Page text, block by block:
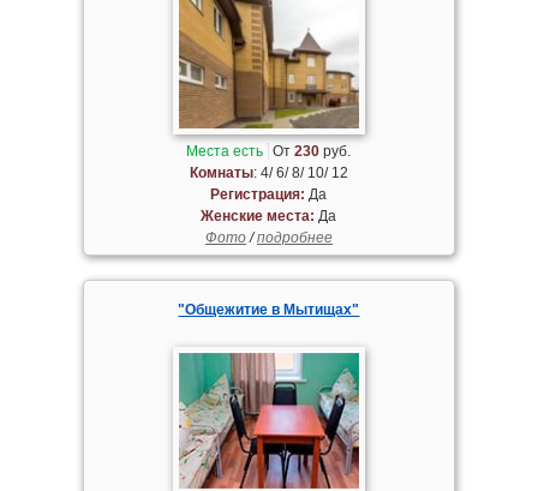
Места есть От230 руб.
Комнаты: 4/ 6/ 8/ 10/ 12
Регистрация: Да
Женские места: Да
Фото/подробнее
"Общежитие в Мытищах"